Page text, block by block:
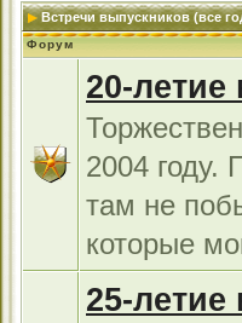
Встречи выпускников (все
Форум
20-летие
2004 году.
там не
которые
25-летие